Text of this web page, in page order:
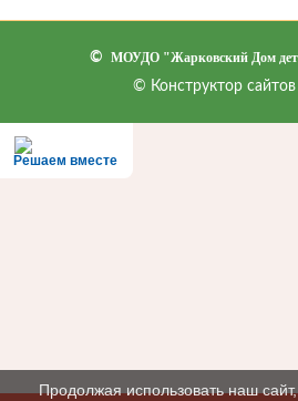
© МОУДО "Жарковский Дом
© Конструктор сайтов
Решаем вместе
Продолжая использовать наш